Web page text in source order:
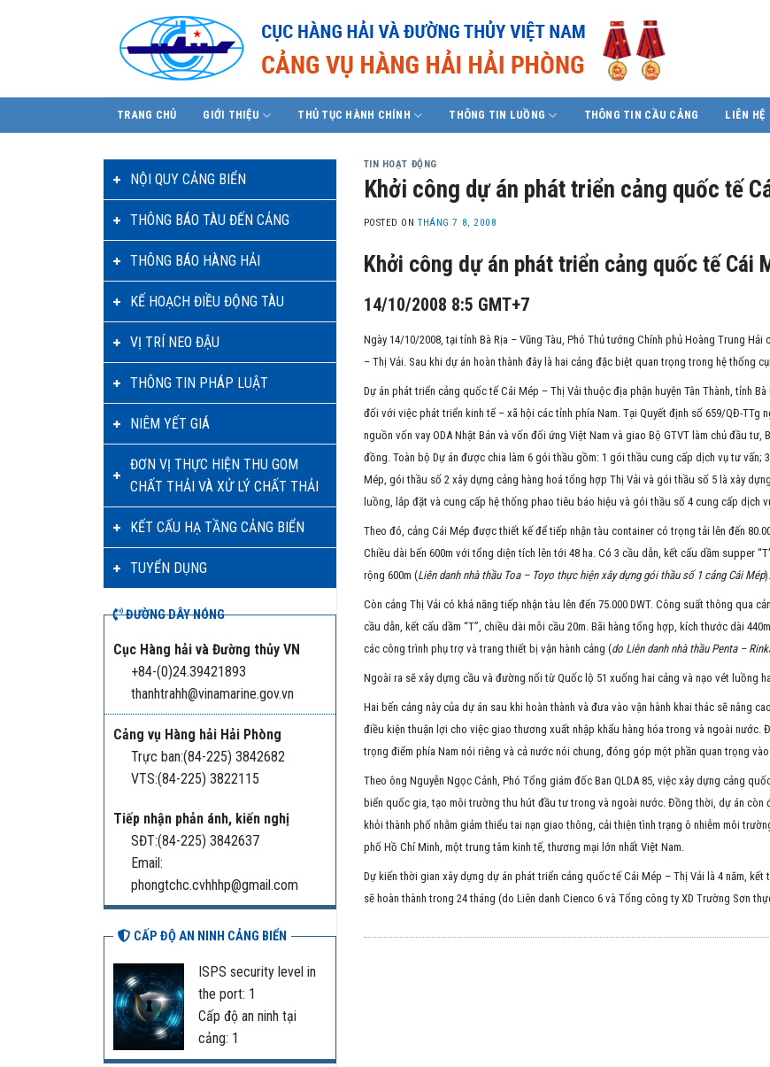
TRANG CHỦ GIỚI THIỆU THỦ TỤC HÀNH CHÍNH THÔNG TIN LUỒNG THÔNG TIN CẦU CẢNG LIÊN HỆ
NỘI QUY CẢNG BIỂN
THÔNG BÁO TÀU ĐẾN CẢNG
THÔNG BÁO HÀNG HẢI
KẾ HOẠCH ĐIỀU ĐỘNG TÀU
VỊ TRÍ NEO ĐẬU
THÔNG TIN PHÁP LUẬT
NIÊM YẾT GIÁ
ĐƠN VỊ THỰC HIỆN THU GOM
CHẤT THẢI VÀ XỬ LÝ CHẤT THẢI
KẾT CẤU HẠ TẦNG CẢNG BIỂN
TUYỂN DỤNG
ĐƯỜNG DÂY NÓNG
Cục Hàng hải và Đường thủy VN
+84-(0)24.39421893
thanhtrahh@vinamarine.gov.vn
Cảng vụ Hàng hải Hải Phòng
Trực ban:(84-225) 3842682
VTS:(84-225) 3822115
Tiếp nhận phản ánh, kiến nghị
SĐT:(84-225) 3842637
Email:
phongtchc.cvhhhp@gmail.com
CẤP ĐỘ AN NINH CẢNG BIỂN
ISPS security level in
the port: 1
Cấp độ an ninh tại
cảng: 1
TIN HOẠT ĐỘNG
Khởi công dự án phát triển cảng quốc tế
POSTED ONTHÁNG 7 8, 2008
Khởi công dự án phát triển cảng quốc tế Cái
14/10/2008 8:5 GMT+7
Ngày 14/10/2008, tại tỉnh Bà Rịa – Vũng Tàu, Phó Thủ tướng Chính phủ Hoàng Trung
– Thị Vải. Sau khi dự án hoàn thành đây là hai cảng đặc biệt quan trọng trong hệ thống
Dự án phát triển cảng quốc tế Cái Mép – Thị Vải thuộc địa phận huyện Tân Thành, tỉnh
đối với việc phát triển kinh tế – xã hội các tỉnh phía Nam. Tại Quyết định số 659/QĐ-TTg
nguồn vốn vay ODA Nhật Bản và vốn đối ứng Việt Nam và giao Bộ GTVT làm chủ đầu
đồng. Toàn bộ Dự án được chia làm 6 gói thầu gồm: 1 gói thầu cung cấp dịch vụ tư
Mép, gói thầu số 2 xây dựng cảng hàng hoá tổng hợp Thị Vải và gói thầu số 5 là xây
luồng, lắp đặt và cung cấp hệ thống phao tiêu báo hiệu và gói thầu số 4 cung cấp dịch
Theo đó, cảng Cái Mép được thiết kế để tiếp nhận tàu container có trọng tải lên đến
Chiều dài bến 600m với tổng diện tích lên tới 48 ha. Có 3 cầu dẫn, kết cấu dầm supper
rộng 600m (Liên danh nhà thầu Toa – Toyo thực hiện xây dựng gói thầu số 1 cảng Cái Mép).
Còn cảng Thị Vải có khả năng tiếp nhận tàu lên đến 75.000 DWT. Công suất thông qua
cầu dẫn, kết cấu dầm “T”, chiều dài mỗi cầu 20m. Bãi hàng tổng hợp, kích thước dài
các công trình phụ trợ và trang thiết bị vận hành cảng (do Liên danh nhà thầu Penta –
Ngoài ra sẽ xây dựng cầu và đường nối từ Quốc lộ 51 xuống hai cảng và nạo vét luồng
Hai bến cảng này của dự án sau khi hoàn thành và đưa vào vận hành khai thác sẽ nâng
điều kiện thuận lợi cho việc giao thương xuất nhập khẩu hàng hóa trong và ngoài
trọng điểm phía Nam nói riêng và cả nước nói chung, đóng góp một phần quan trọng
Theo ông Nguyễn Ngọc Cảnh, Phó Tổng giám đốc Ban QLDA 85, việc xây dựng cảng
biển quốc gia, tạo môi trường thu hút đầu tư trong và ngoài nước. Đồng thời, dự án còn
khỏi thành phố nhằm giảm thiểu tai nạn giao thông, cải thiện tình trạng ô nhiễm môi
phố Hồ Chí Minh, một trung tâm kinh tế, thương mại lớn nhất Việt Nam.
Dự kiến thời gian xây dựng dự án phát triển cảng quốc tế Cái Mép – Thị Vải là 4 năm,
sẽ hoàn thành trong 24 tháng (do Liên danh Cienco 6 và Tổng công ty XD Trường Sơn